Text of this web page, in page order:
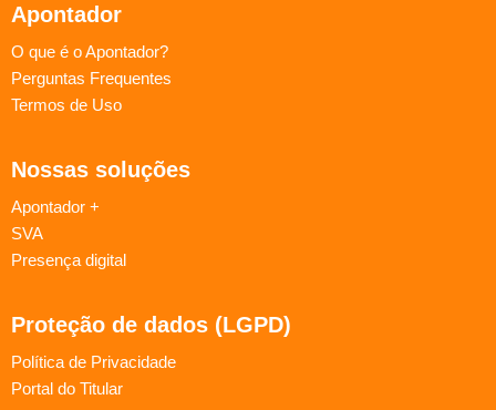
Apontador
O que é o Apontador?
Perguntas Frequentes
Termos de Uso
Nossas soluções
Apontador +
SVA
Presença digital
Proteção de dados (LGPD)
Política de Privacidade
Portal do Titular